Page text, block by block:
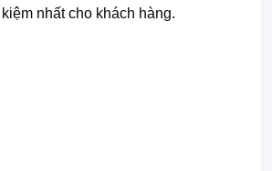
nhất cho khách hàng.